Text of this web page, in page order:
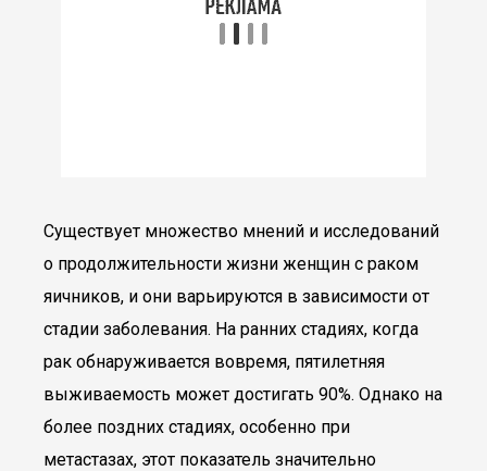
Существует множество мнений и исследований
о продолжительности жизни женщин с раком
яичников, и они варьируются в зависимости от
стадии заболевания. На ранних стадиях, когда
рак обнаруживается вовремя, пятилетняя
выживаемость может достигать 90%. Однако на
более поздних стадиях, особенно при
метастазах, этот показатель значительно